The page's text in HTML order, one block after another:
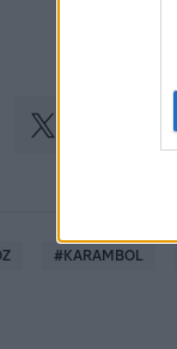
#KARAMBOL